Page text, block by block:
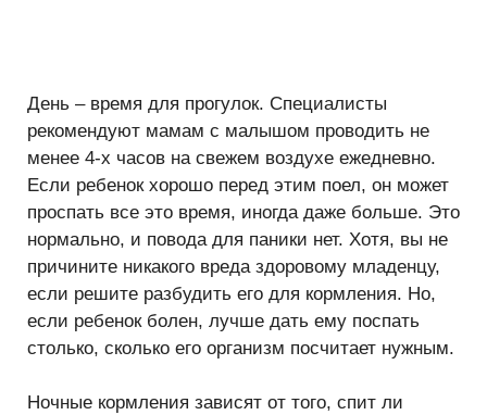
День – время для прогулок. Специалисты
рекомендуют мамам с малышом проводить не
менее 4-х часов на свежем воздухе ежедневно.
Если ребенок хорошо перед этим поел, он может
проспать все это время, иногда даже больше. Это
нормально, и повода для паники нет. Хотя, вы не
причините никакого вреда здоровому младенцу,
если решите разбудить его для кормления. Но,
если ребенок болен, лучше дать ему поспать
столько, сколько его организм посчитает нужным.
Ночные кормления зависят от того, спит ли